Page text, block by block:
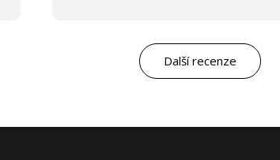
marketingovým servisem. Pro mě je to
letech „druhá rodina“. Myslím, že ty roky
spolupráce mluví za vše.
Další recenze